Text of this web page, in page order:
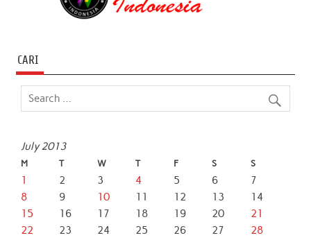
CARI
July 2013
M T W T F S S
1 2 3 4 5 6
7
8
9 10 11 12 13
14
15
16 17 18 19 20
21
22
23 24 25 26 27
28